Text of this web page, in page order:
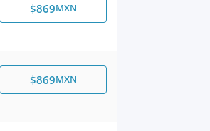
$869MXN
$869MXN